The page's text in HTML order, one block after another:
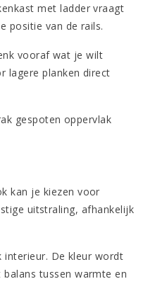
met ladder vraagt
positie van de rails.
vooraf wat je wilt
lagere planken direct
gespoten oppervlak
kan je kiezen voor
uitstraling, afhankelijk
interieur. De kleur wordt
tussen warmte en